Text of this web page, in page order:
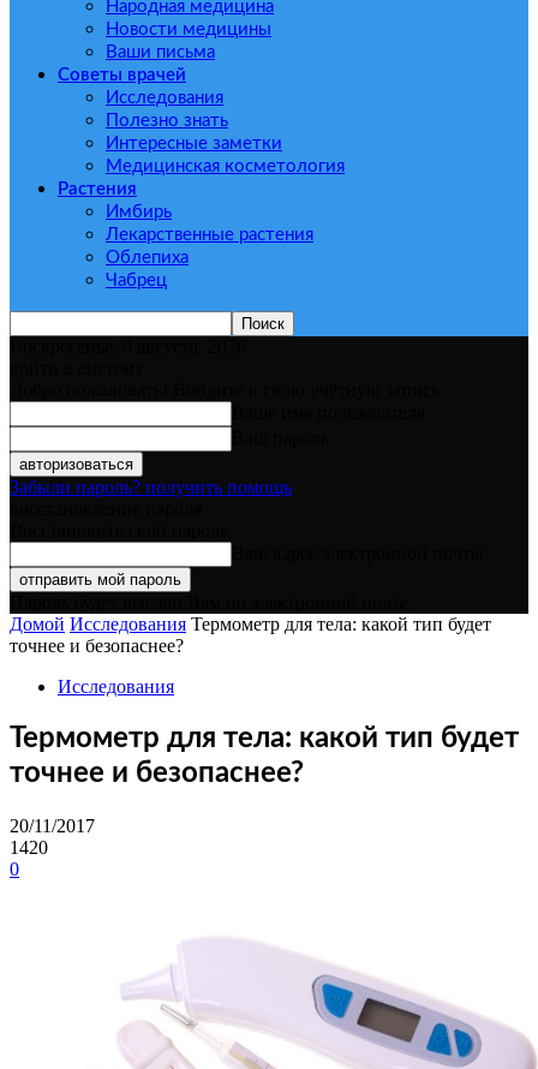
Народная медицина
Новости медицины
Ваши письма
Советы врачей
Исследования
Полезно знать
Интересные заметки
Медицинская косметология
Растения
Имбирь
Лекарственные растения
Облепиха
Чабрец
Забыли пароль? получить помощь
Домой Исследования Термометр для тела: какой тип будет
точнее и безопаснее?
Исследования
Термометр для тела: какой тип будет
точнее и безопаснее?
20/11/2017
1420
0